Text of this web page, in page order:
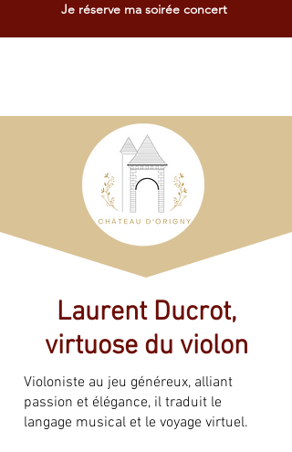
Je réserve ma soirée concert
Laurent Ducrot,
virtuose du violon
Violoniste au jeu généreux, alliant
passion et élégance, il traduit le
langage musical et le voyage virtuel.